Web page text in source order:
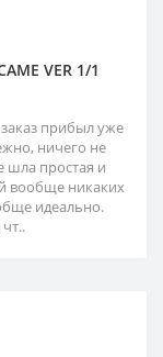
VER 1/1
прибыл уже
ничего не
шла простая и
вообще никаких
идеально.